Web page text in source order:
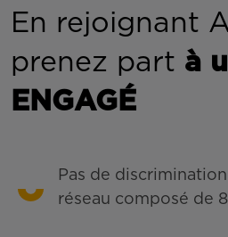
En rejoignant
prenez part à
ENGAGÉ
Pas de
réseau composé de